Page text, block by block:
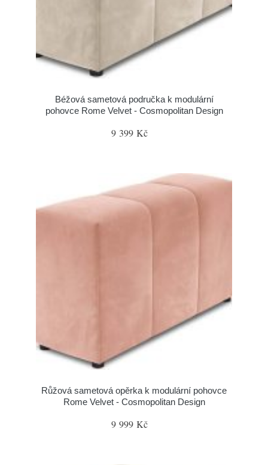
Béžová sametová područka k modulární
pohovce Rome Velvet - Cosmopolitan Design
9 399 Kč
Růžová sametová opěrka k modulární pohovce
Rome Velvet - Cosmopolitan Design
9 999 Kč